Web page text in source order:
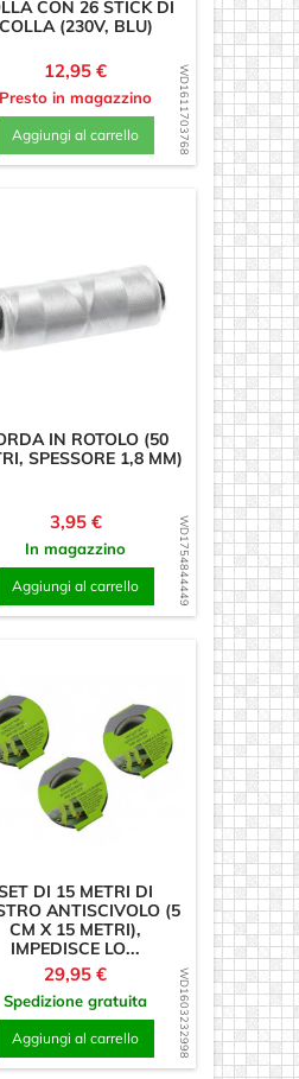
WD1611703768
CON 26 STICK DI
COLLA (230V, BLU)
Prezzo
12,95 €
Presto in magazzino
Aggiungi al carrello
WD1754844449
IN ROTOLO (50
SPESSORE 1,8 MM)
Prezzo
3,95 €
In magazzino
Aggiungi al carrello
WD1603232998
DI 15 METRI DI
ANTISCIVOLO (5
CM X 15 METRI),
IMPEDISCE LO...
Prezzo
29,95 €
Spedizione gratuita
Aggiungi al carrello